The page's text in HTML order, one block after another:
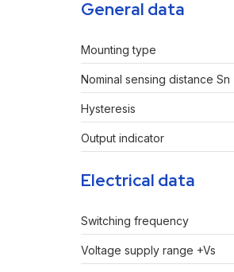
General data
Mounting type
Nominal sensing distance Sn
Hysteresis
Output indicator
Electrical data
Switching frequency
Voltage supply range +Vs